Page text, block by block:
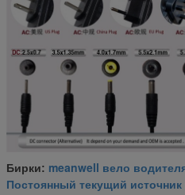
Бирки: meanwell вело
Постоянный текущий источник